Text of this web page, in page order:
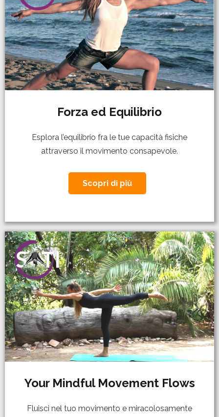
Forza ed Equilibrio
Esplora l’equilibrio fra le tue capacità fisiche
attraverso il movimento consapevole.
Scopri di più
Your Mindful Movement Flows
Fluisci nel tuo movimento e miracolosamente